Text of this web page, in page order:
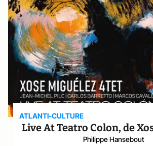
ATLANTI-CULTURE
Live At Teatro Colon, de
Philippe Hansebout